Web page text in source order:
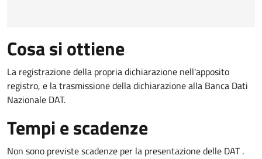
Cosa si ottiene
La registrazione della propria dichiarazione nell'apposito
registro, e la trasmissione della dichiarazione alla Banca Dati
Nazionale DAT.
Tempi e scadenze
Non sono previste scadenze per la presentazione delle DAT .